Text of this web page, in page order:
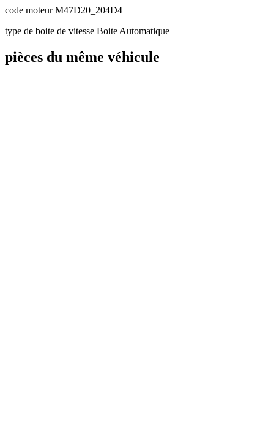
code moteurM47D20_204D4
type de boite de vitesse Boite Automatique
pièces du même véhicule